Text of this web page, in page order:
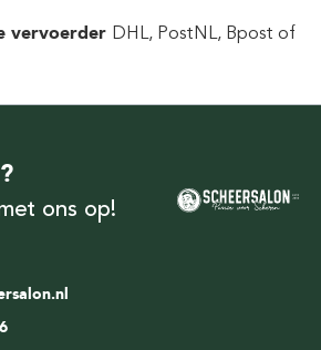
vervoerder DHL, PostNL, Bpost of
ons op!